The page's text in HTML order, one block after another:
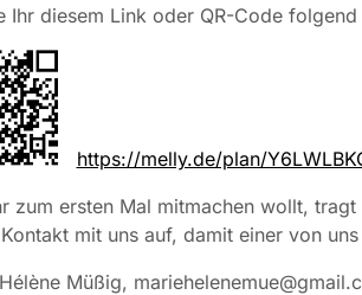
Ihr diesem Link oder QR-Code
https://melly.de/plan/
zum ersten Mal mitmachen wollt,
mit uns auf, damit einer von
Müßig,